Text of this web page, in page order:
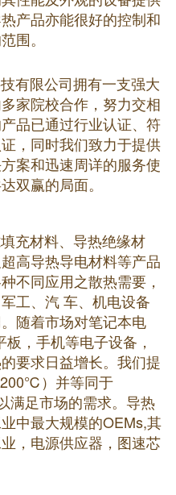
产品亦能很好的控制和
围。
有限公司拥有一支强大
家院校合作，努力交相
品已通过行业认证、符
，同时我们致力于提供
案和迅速周详的服务使
双赢的局面。
充材料、导热绝缘材
高导热导电材料等产品
不同应用之散热需要，
工、汽 车、机电设备
随着市场对笔记本电
，手机等电子设备，
要求日益增长。我们提
）并等同于
满足市场的需求。导热
中最大规模的OEMs,其
，电源供应器，图速芯